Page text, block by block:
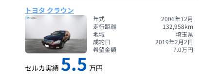
トヨタ クラウン
年式
2006年12月
走行距離
132,958km
地域
埼玉県
成約日
2019年2月2日
希望金額
7.0万円
セルカ実績 5.5 万円